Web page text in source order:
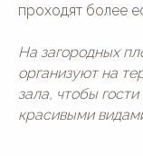
проходят более
На загородных
организуют на
зала, чтобы
красивыми